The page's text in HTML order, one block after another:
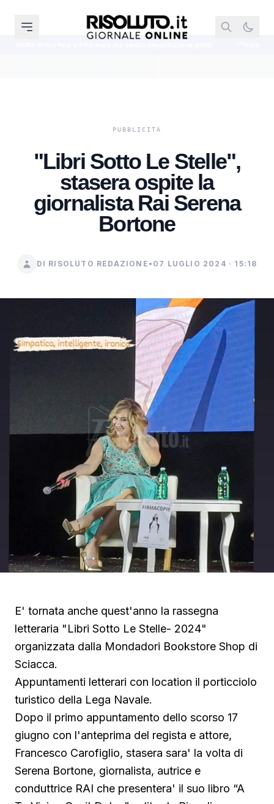
"Libri Sotto Le Stelle",
stasera ospite la
giornalista Rai Serena
Bortone
DI RISOLUTO REDAZIONE • 07 LUGLIO 2024 · 15:18
E' tornata anche quest'anno la rassegna
letteraria "Libri Sotto Le Stelle- 2024"
organizzata dalla Mondadori Bookstore Shop di
Sciacca.
Appuntamenti letterari con location il porticciolo
turistico della Lega Navale.
Dopo il primo appuntamento dello scorso 17
giugno con l'anteprima del regista e attore,
Francesco Carofiglio, stasera sara' la volta di
Serena Bortone, giornalista, autrice e
conduttrice RAI che presentera' il suo libro “A